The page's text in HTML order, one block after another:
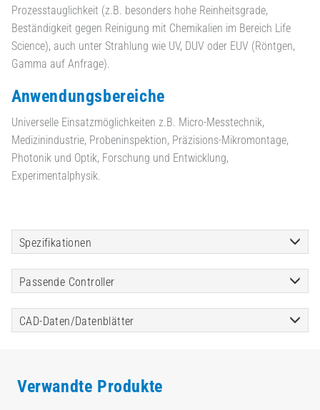
Prozesstauglichkeit (z.B. besonders hohe Reinheitsgrade,
Beständigkeit gegen Reinigung mit Chemikalien im Bereich Life
Science), auch unter Strahlung wie UV, DUV oder EUV (Röntgen,
Gamma auf Anfrage).
Anwendungsbereiche
Universelle Einsatzmöglichkeiten z.B. Micro-Messtechnik,
Medizinindustrie, Probeninspektion, Präzisions-Mikromontage,
Photonik und Optik, Forschung und Entwicklung,
Experimentalphysik.
Spezifikationen
Passende Controller
CAD-Daten/Datenblätter
Verwandte Produkte